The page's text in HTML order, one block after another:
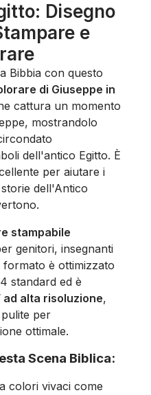
Disegno
e
Bibbia con questo
di Giuseppe in
cattura un momento
mostrandolo
dell'antico Egitto. È
per aiutare i
dell'Antico
stampabile
genitori, insegnanti
formato è ottimizzato
standard ed è
ad alta risoluzione,
per
ottimale.
Scena Biblica:
colori vivaci come